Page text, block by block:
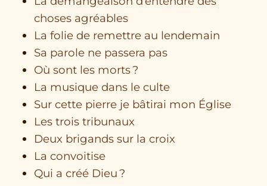
choses agréables
La folie de remettre au lendemain
Sa parole ne passera pas
Où sont les morts ?
La musique dans le culte
Sur cette pierre je bâtirai mon Église
Les trois tribunaux
Deux brigands sur la croix
La convoitise
Qui a créé Dieu ?